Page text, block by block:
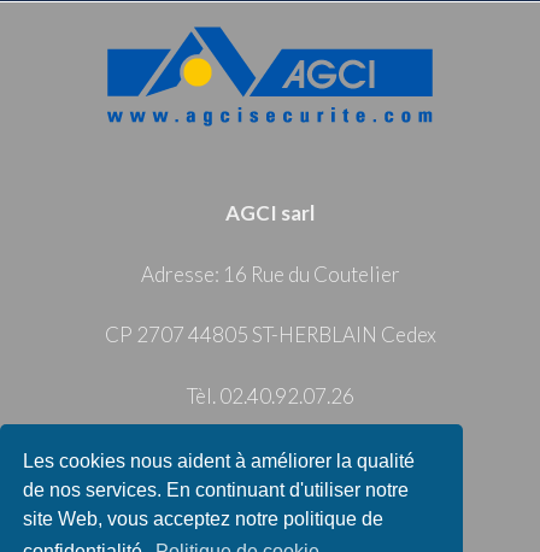
Les cookies nous aident à améliorer la qualité
de nos services. En continuant d'utiliser notre
site Web, vous acceptez notre politique de
AGCI sarl
Adresse: 16 Rue du Coutelier
CP 2707 44805 ST-HERBLAIN Cedex
Tèl. 02.40.92.07.26
info@agcisecurite.com
Privacy Policy|Cookie Policy